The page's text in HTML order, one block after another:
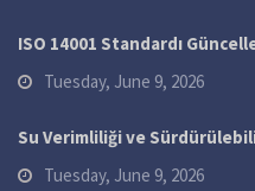
ISO 14001 Standardı
Tuesday, June 9, 2026
Su Verimliliği ve
Tuesday, June 9, 2026